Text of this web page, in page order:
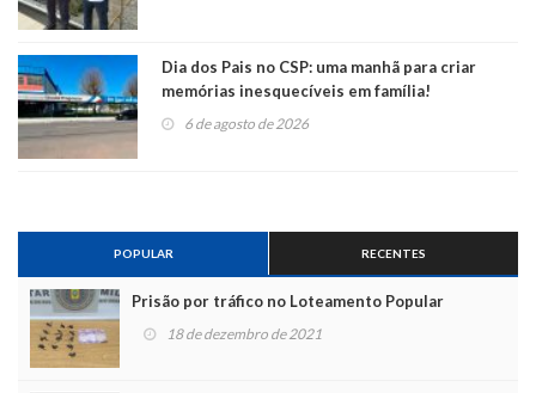
Dia dos Pais no CSP: uma manhã para criar
memórias inesquecíveis em família!
6 de agosto de 2026
POPULAR RECENTES
Prisão por tráfico no Loteamento Popular
18 de dezembro de 2021